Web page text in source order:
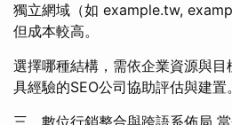
獨立網域（如 example.tw,
但成本較高。
選擇哪種結構，需依企業資源與
具經驗的SEO公司協助評估與建置。
三、數位行銷整合與跨語系佈局